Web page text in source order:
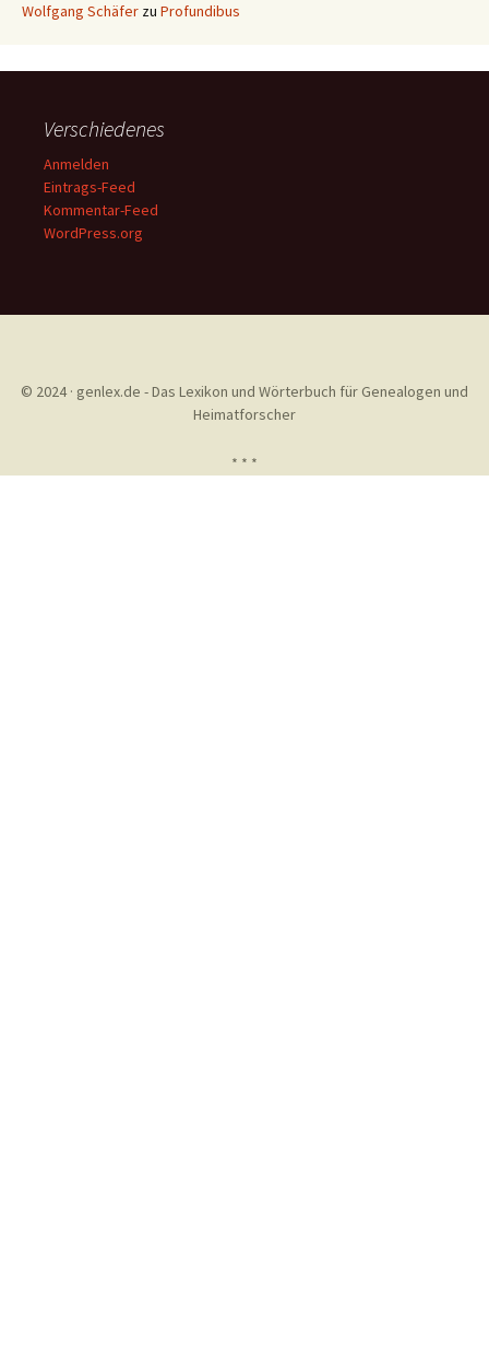
Wolfgang Schäfer zu Profundibus
Verschiedenes
Anmelden
Eintrags-Feed
Kommentar-Feed
WordPress.org
© 2024 · genlex.de - Das Lexikon und Wörterbuch für Genealogen und
Heimatforscher
* * *